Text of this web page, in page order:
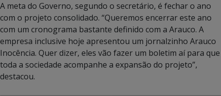
A meta do Governo, segundo o secretário, é fechar o ano
com o projeto consolidado. “Queremos encerrar este ano
com um cronograma bastante definido com a Arauco. A
empresa inclusive hoje apresentou um jornalzinho Arauco
Inocência. Quer dizer, eles vão fazer um boletim aí para que
toda a sociedade acompanhe a expansão do projeto”,
destacou.